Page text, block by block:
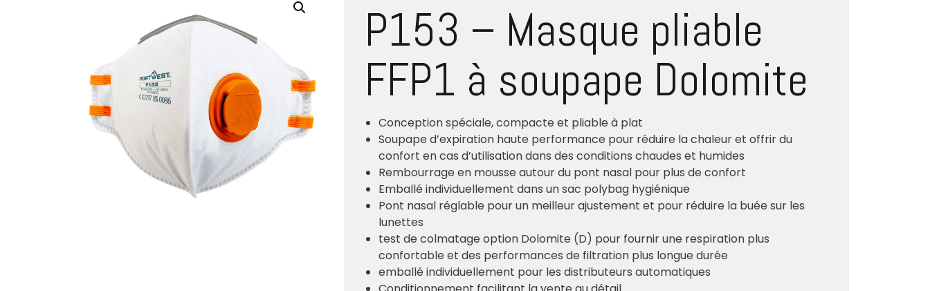
P153 – Masque pliable
FFP1 à soupape Dolomite
Conception spéciale, compacte et pliable à plat
Soupape d’expiration haute performance pour réduire la chaleur et offrir du
confort en cas d’utilisation dans des conditions chaudes et humides
Rembourrage en mousse autour du pont nasal pour plus de confort
Emballé individuellement dans un sac polybag hygiénique
Pont nasal réglable pour un meilleur ajustement et pour réduire la buée sur les
lunettes
test de colmatage option Dolomite (D) pour fournir une respiration plus
confortable et des performances de filtration plus longue durée
emballé individuellement pour les distributeurs automatiques